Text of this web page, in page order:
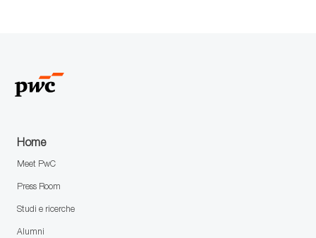
Home
Meet PwC
Press Room
Studi e ricerche
Alumni